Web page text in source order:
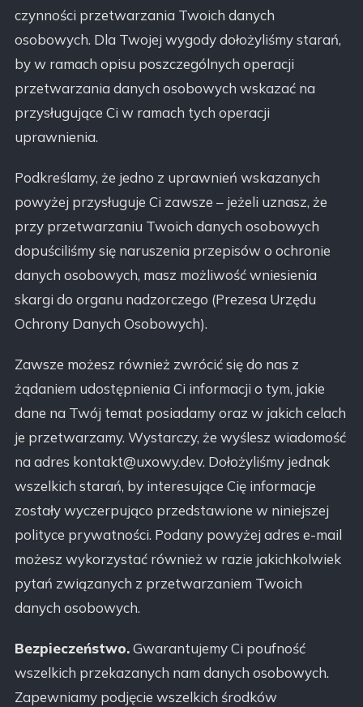
czynności przetwarzania Twoich danych
osobowych. Dla Twojej wygody dołożyliśmy starań,
by w ramach opisu poszczególnych operacji
przetwarzania danych osobowych wskazać na
przysługujące Ci w ramach tych operacji
uprawnienia.
Podkreślamy, że jedno z uprawnień wskazanych
powyżej przysługuje Ci zawsze – jeżeli uznasz, że
przy przetwarzaniu Twoich danych osobowych
dopuściliśmy się naruszenia przepisów o ochronie
danych osobowych, masz możliwość wniesienia
skargi do organu nadzorczego (Prezesa Urzędu
Ochrony Danych Osobowych).
Zawsze możesz również zwrócić się do nas z
żądaniem udostępnienia Ci informacji o tym, jakie
dane na Twój temat posiadamy oraz w jakich celach
je przetwarzamy. Wystarczy, że wyślesz wiadomość
na adres kontakt@uxowy.dev. Dołożyliśmy jednak
wszelkich starań, by interesujące Cię informacje
zostały wyczerpująco przedstawione w niniejszej
polityce prywatności. Podany powyżej adres e-mail
możesz wykorzystać również w razie jakichkolwiek
pytań związanych z przetwarzaniem Twoich
danych osobowych.
Bezpieczeństwo.Gwarantujemy Ci poufność
wszelkich przekazanych nam danych osobowych.
Zapewniamy podjęcie wszelkich środków